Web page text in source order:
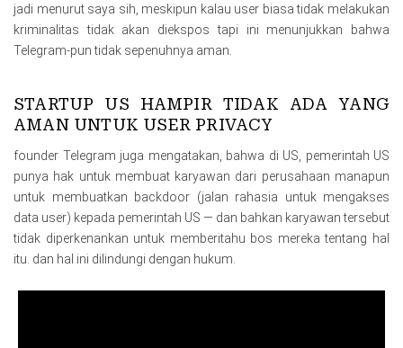
jadi menurut saya sih, meskipun kalau user biasa tidak melakukan
kriminalitas tidak akan diekspos tapi ini menunjukkan bahwa
Telegram-pun tidak sepenuhnya aman.
STARTUP US HAMPIR TIDAK ADA YANG
AMAN UNTUK USER PRIVACY
founder Telegram juga mengatakan, bahwa di US, pemerintah US
punya hak untuk membuat karyawan dari perusahaan manapun
untuk membuatkan backdoor (jalan rahasia untuk mengakses
data user) kepada pemerintah US — dan bahkan karyawan tersebut
tidak diperkenankan untuk memberitahu bos mereka tentang hal
itu. dan hal ini dilindungi dengan hukum.